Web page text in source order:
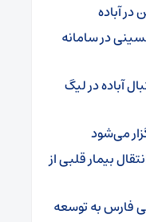
در آباده
حسینی در سامانه
آباده در لیگ
می‌شود
بیمار قلبی از
ملی فارس به توسعه